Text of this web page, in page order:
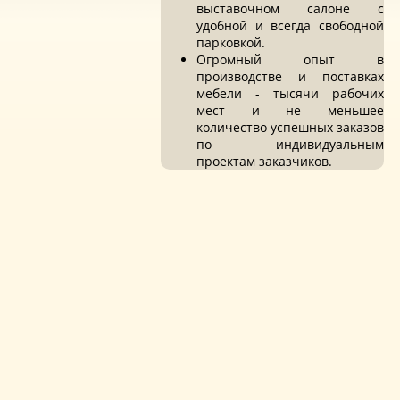
выставочном салоне с
удобной и всегда свободной
парковкой.
Огромный опыт в
производстве и поставках
мебели - тысячи рабочих
мест и не меньшее
количество успешных заказов
по индивидуальным
проектам заказчиков.